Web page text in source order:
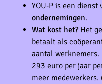
YOU-P is een dienst
ondernemingen.
Wat kost het?Het
betaalt als
aantal
293 euro per jaar
meer